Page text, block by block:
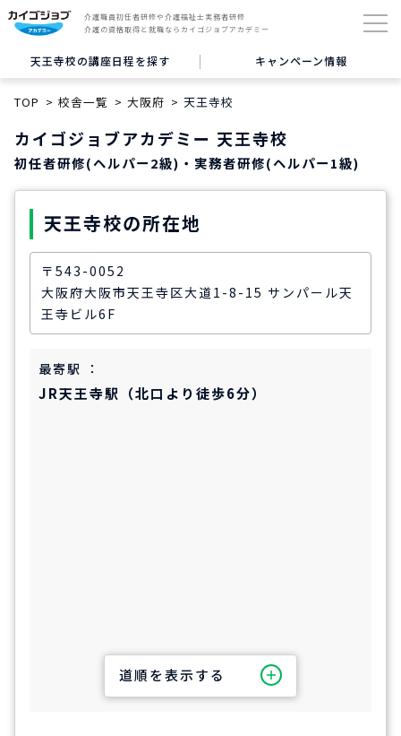
介護職員初任者研修や介護福祉士実務者研修
介護の資格取得と就職ならカイゴジョブアカデミー
天王寺校の講座日程を探す キャンペーン情報
TOP 校舎一覧 大阪府 天王寺校
カイゴジョブアカデミー 天王寺校
初任者研修(ヘルパー2級)・実務者研修(ヘルパー1級)
天王寺校の所在地
〒543-0052
大阪府大阪市天王寺区大道1-8-15 サンパール天
王寺ビル6F
最寄駅 ：
JR天王寺駅（北口より徒歩6分）
道順を表示する